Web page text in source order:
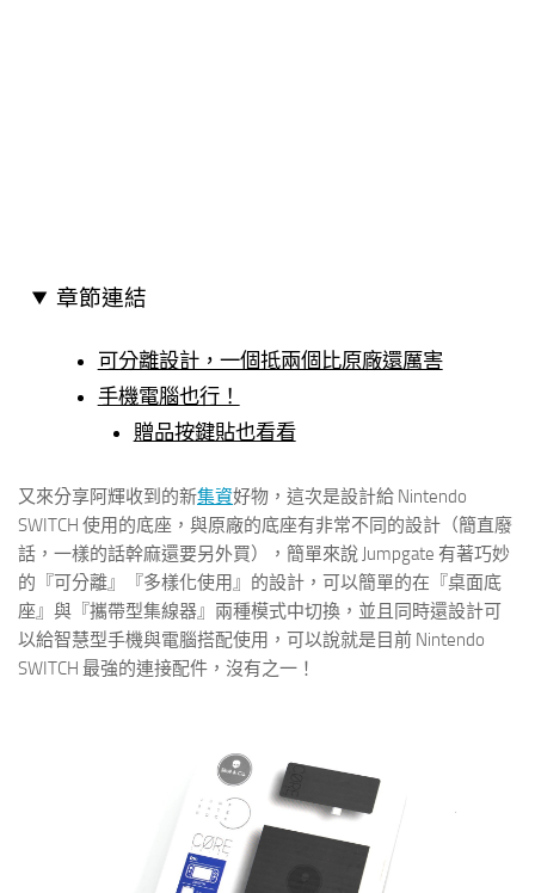
章節連結
可分離設計，一個抵兩個比原廠還厲害
手機電腦也行！
贈品按鍵貼也看看
又來分享阿輝收到的新集資好物，這次是設計給 Nintendo
SWITCH 使用的底座，與原廠的底座有非常不同的設計（簡直廢
話，一樣的話幹麻還要另外買），簡單來說 Jumpgate 有著巧妙
的『可分離』『多樣化使用』的設計，可以簡單的在『桌面底
座』與『攜帶型集線器』兩種模式中切換，並且同時還設計可
以給智慧型手機與電腦搭配使用，可以說就是目前 Nintendo
SWITCH 最強的連接配件，沒有之一！